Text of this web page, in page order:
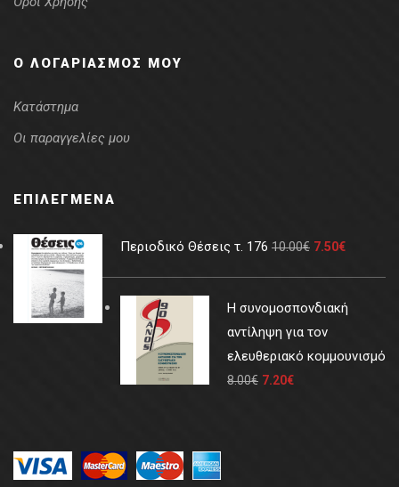
Ο ΛΟΓΑΡΙΑΣΜΌΣ ΜΟΥ
Κατάστημα
Οι παραγγελίες μου
ΕΠΙΛΕΓΜΈΝΑ
Περιοδικό Θέσεις τ. 176 10.00€ 7.50€
Η συνομοσπονδιακή
αντίληψη για τον
ελευθεριακό κομμουνισμό
8.00€ 7.20€